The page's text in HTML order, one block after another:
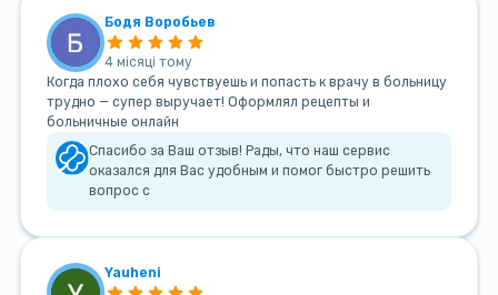
Бодя Воробьев
4 місяці тому
Когда плохо себя чувствуешь и попасть к врачу в больницу
трудно — супер выручает! Оформлял рецепты и
больничные онлайн
Спасибо за Ваш отзыв! Рады, что наш сервис
оказался для Вас удобным и помог быстро решить
вопрос с
Yauheni